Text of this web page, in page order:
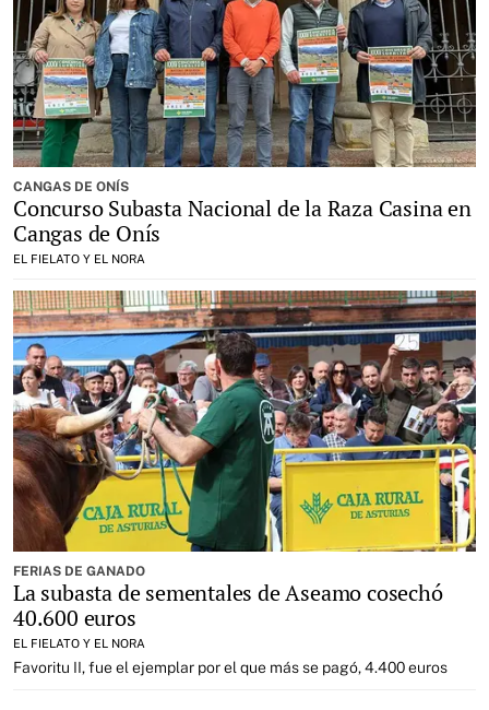
CANGAS DE ONÍS
Concurso Subasta Nacional de la Raza Casina en
Cangas de Onís
EL FIELATO Y EL NORA
FERIAS DE GANADO
La subasta de sementales de Aseamo cosechó
40.600 euros
EL FIELATO Y EL NORA
Favoritu II, fue el ejemplar por el que más se pagó, 4.400 euros